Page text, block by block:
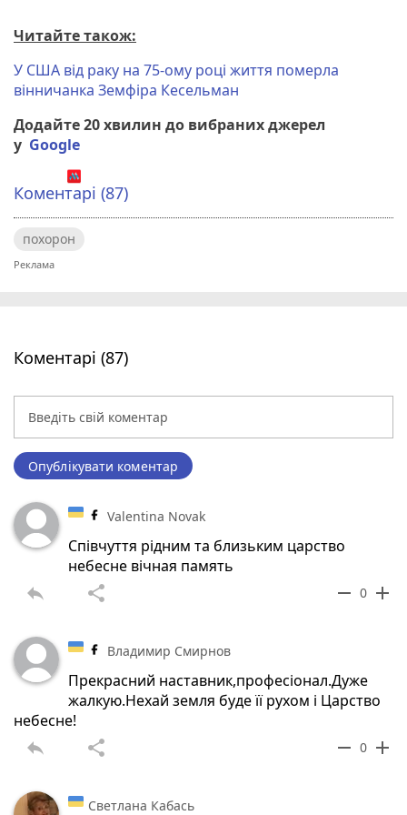
Читайте також:
У США від раку на 75-ому році життя померла
вінничанка Земфіра Кесельман
Додайте 20 хвилин до вибраних джерел
у Google
Коментарі (87)
похорон
Коментарі (87)
Опублікувати коментар
Valentina Novak
Співчуття рідним та близьким царство
небесне вічная память
reply share remove 0 add
Владимир Смирнов
Прекрасний наставник,професіонал.Дуже
жалкую.Нехай земля буде її рухом і Царство
небесне!
reply share remove 0 add
Светлана Кабась